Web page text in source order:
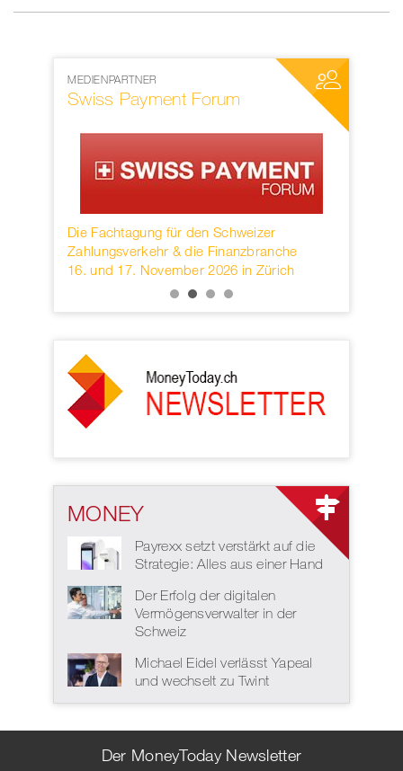
MEDIENPARTNER
Swiss Payment Forum
Die Fachtagung für den Schweizer
Zahlungsverkehr & die Finanzbranche
16. und 17. November 2026 in Zürich
MONEY
Payrexx setzt verstärkt auf die
Strategie: Alles aus einer Hand
Der Erfolg der digitalen
Vermögensverwalter in der
Schweiz
Michael Eidel verlässt Yapeal
und wechselt zu Twint
Der MoneyToday Newsletter